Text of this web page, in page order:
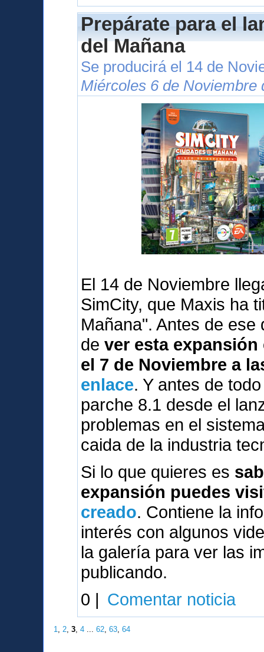
Prepárate para el
del Mañana
Se producirá el 14 de
Miércoles 6 de Noviembre
El 14 de Noviembre
SimCity, que Maxis ha
Mañana". Antes de
dever esta
el 7 de Noviembre a
enlace. Y antes de
parche 8.1 desde el
problemas en el
caida de la industria
Si lo que quieres es
expansión puedes
creado. Contiene la
interés con algunos
la galería para ver las
publicando.
0 | Comentar noticia
1,2,3,4 ...62,63,64